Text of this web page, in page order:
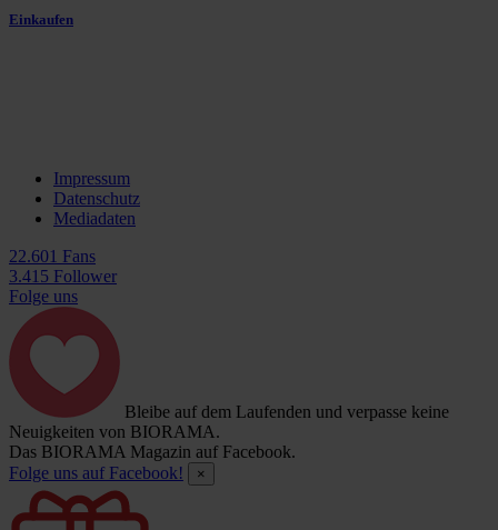
Einkaufen
Impressum
Datenschutz
Mediadaten
22.601 Fans
3.415 Follower
Folge uns
Bleibe auf dem Laufenden und verpasse keine
Neuigkeiten von BIORAMA.
Das BIORAMA Magazin auf Facebook.
Folge uns auf Facebook!
×